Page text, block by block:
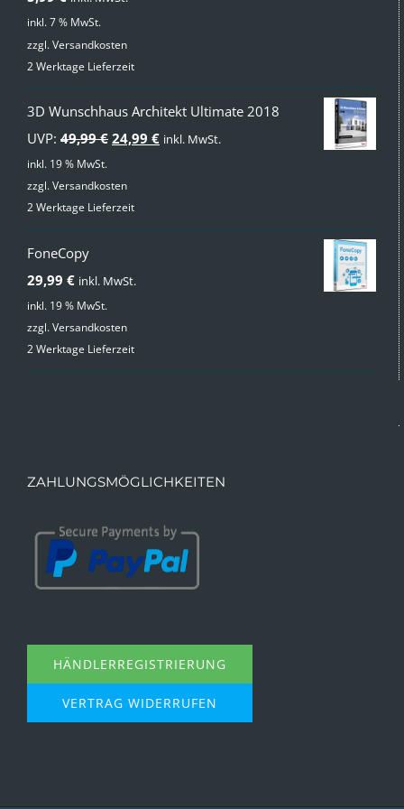
inkl. 7 % MwSt.
zzgl.Versandkosten
2 Werktage Lieferzeit
3D Wunschhaus Architekt Ultimate 2018
UVP: 49,99€ Ursprünglicher
war:
24,99 €Aktueller
inkl. MwSt.
inkl. 19 % MwSt.
zzgl.Versandkosten
2 Werktage Lieferzeit
FoneCopy
29,99 € inkl. MwSt.
inkl. 19 % MwSt.
zzgl.Versandkosten
2 Werktage Lieferzeit
ZAHLUNGSMÖGLICHKEITEN
HÄNDLERREGISTRIERUNG
VERTRAG WIDERRUFEN